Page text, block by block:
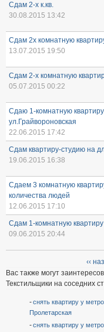
Сдам 2-х к.кв.
30.08.2015 13:42
Сдам 2х комнатную
13.07.2015 19:50
Сдам 2-х комнатную
05.07.2015 00:22
Сдаю 1-комнатную
ул.Грайвороновская
22.06.2015 17:42
Сдам квартиру-студию на
19.06.2015 16:38
Сдаем 3 комнатную
количества людей
12.06.2015 17:10
Сдам 1-комнатную
09.06.2015 20:44
‹‹
Вас также могут
Текстильщики на соседних
снять квартиру у метро
Пролетарская
снять квартиру у метро